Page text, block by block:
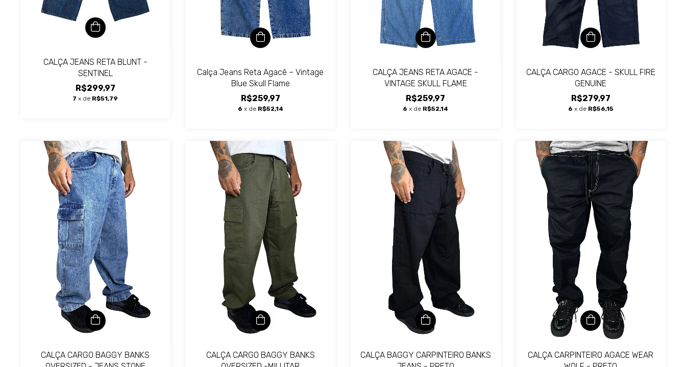
CALÇA JEANS RETA BLUNT -
SENTINEL
R$299,97
7 x de R$51,79
Calça Jeans Reta Agacê – Vintage
Blue Skull Flame
R$259,97
6 x de R$52,14
CALÇA JEANS RETA AGACE -
VINTAGE SKULL FLAME
R$259,97
6 x de R$52,14
CALÇA CARGO AGACE - SKULL FIRE
GENUINE
R$279,97
6 x de R$56,15
CALÇA CARGO BAGGY BANKS
CALÇA CARGO BAGGY BANKS
CALÇA BAGGY CARPINTEIRO BANKS
CALÇA CARPINTEIRO AGACE WEAR